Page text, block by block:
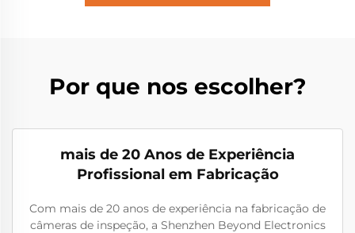
Por que nos escolher?
mais de 20 Anos de Experiência
Profissional em Fabricação
Com mais de 20 anos de experiência na fabricação de
câmeras de inspeção, a Shenzhen Beyond Electronics